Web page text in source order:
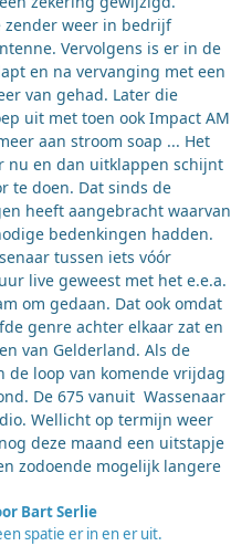
zender weer in bedrijf
Vervolgens is er in de
en na vervanging met een
van gehad. Later die
uit met toen ook Impact AM
aan stroom soap ... Het
nu en dan uitklappen schijnt
te doen. Dat sinds de
heeft aangebracht waarvan
bedenkingen hadden.
tussen iets vóór
live geweest met het e.e.a.
om gedaan. Dat ook omdat
genre achter elkaar zat en
van Gelderland. Als de
loop van komende vrijdag
De 675 vanuit Wassenaar
Wellicht op termijn weer
deze maand een uitstapje
zodoende mogelijk langere
Bart Serlie
spatie er in en er uit.